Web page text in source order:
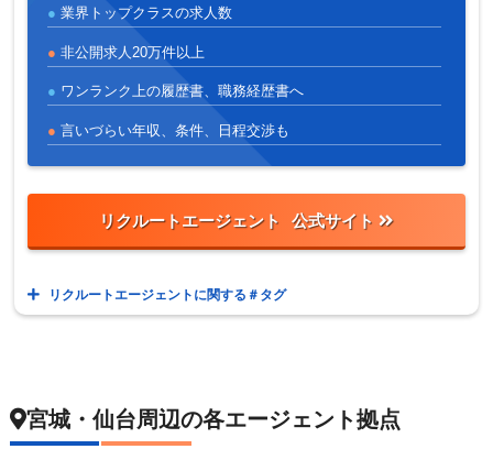
業界トップクラスの求人数
非公開求人20万件以上
ワンランク上の履歴書、職務経歴書へ
言いづらい年収、条件、日程交渉も
リクルートエージェント
リクルートエージェントに関する＃タグ
宮城・仙台周辺の各エージェント拠点